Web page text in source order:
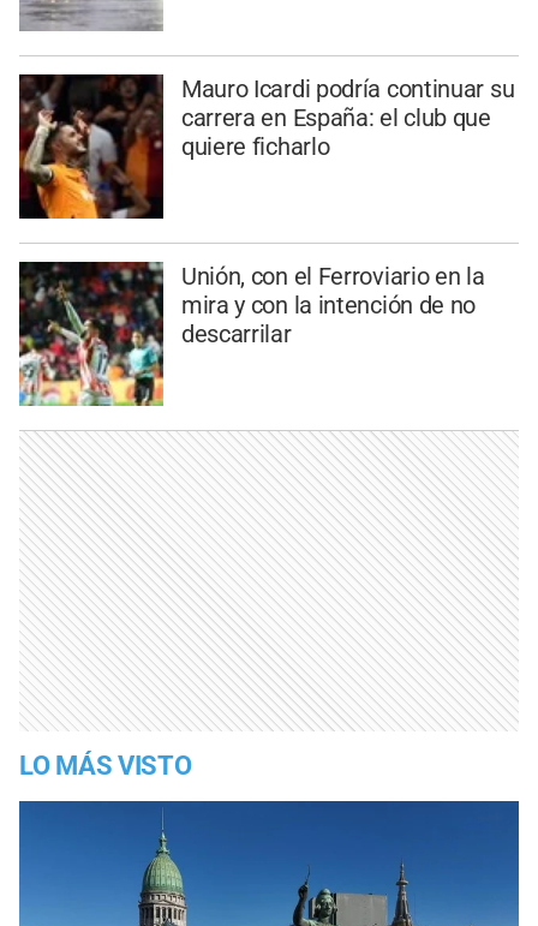
Mauro Icardi podría continuar su
carrera en España: el club que
quiere ficharlo
Unión, con el Ferroviario en la
mira y con la intención de no
descarrilar
LO MÁS VISTO